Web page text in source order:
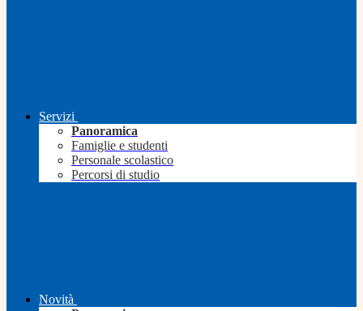
Servizi
Panoramica
Famiglie e studenti
Personale scolastico
Percorsi di studio
Novità